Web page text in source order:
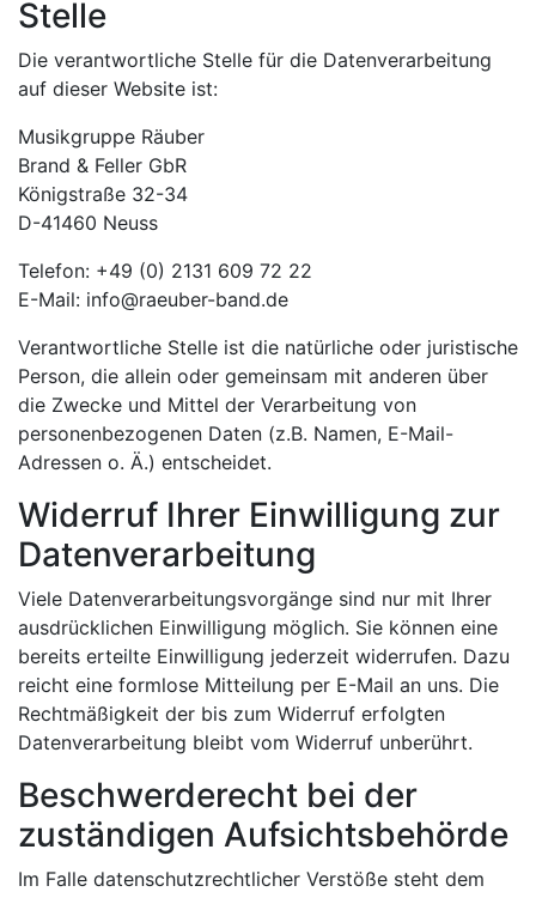
Stelle
Die verantwortliche Stelle für die Datenverarbeitung
auf dieser Website ist:
Musikgruppe Räuber
Brand & Feller GbR
Königstraße 32-34
D-41460 Neuss
Telefon: +49 (0) 2131 609 72 22
E-Mail: info@raeuber-band.de
Verantwortliche Stelle ist die natürliche oder juristische
Person, die allein oder gemeinsam mit anderen über
die Zwecke und Mittel der Verarbeitung von
personenbezogenen Daten (z.B. Namen, E-Mail-
Adressen o. Ä.) entscheidet.
Widerruf Ihrer Einwilligung zur
Datenverarbeitung
Viele Datenverarbeitungsvorgänge sind nur mit Ihrer
ausdrücklichen Einwilligung möglich. Sie können eine
bereits erteilte Einwilligung jederzeit widerrufen. Dazu
reicht eine formlose Mitteilung per E-Mail an uns. Die
Rechtmäßigkeit der bis zum Widerruf erfolgten
Datenverarbeitung bleibt vom Widerruf unberührt.
Beschwerderecht bei der
zuständigen Aufsichtsbehörde
Im Falle datenschutzrechtlicher Verstöße steht dem